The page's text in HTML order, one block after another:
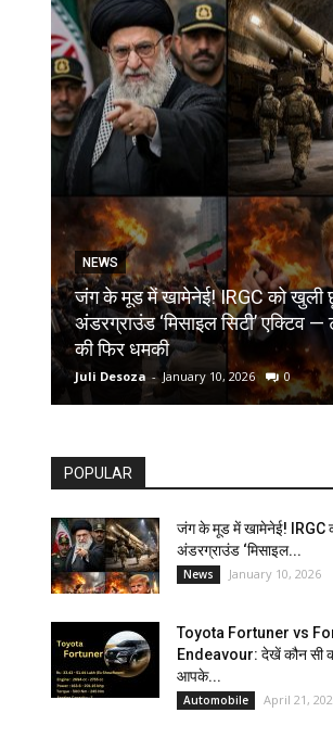
NEWS
जंग के मूड में खामेनेई! IRGC को खुली
अंडरग्राउंड ‘मिसाइल सिटी’ एक्टिव —
की फिर धमकी
Juli Desoza - January 10, 2026 0
POPULAR
जंग के मूड में खामेनेई! IRGC
अंडरग्राउंड ‘मिसाइल...
News January 10, 2026
Toyota Fortuner vs
Endeavour: देखें कौन सी
आपके...
Automobile April 21,